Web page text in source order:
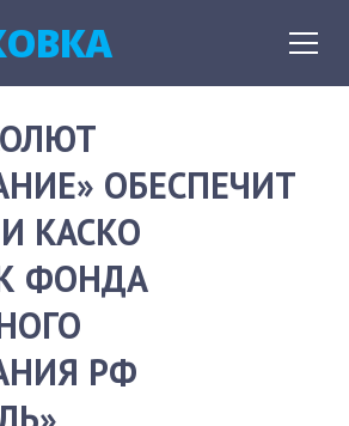
ОБЕСПЕЧИТ
КАСКО
ФОНДА
РФ